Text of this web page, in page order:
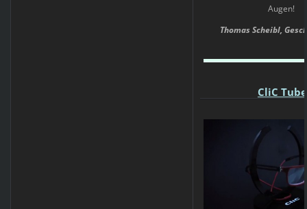
Augen!
Thomas Scheibl,
CliC Tube